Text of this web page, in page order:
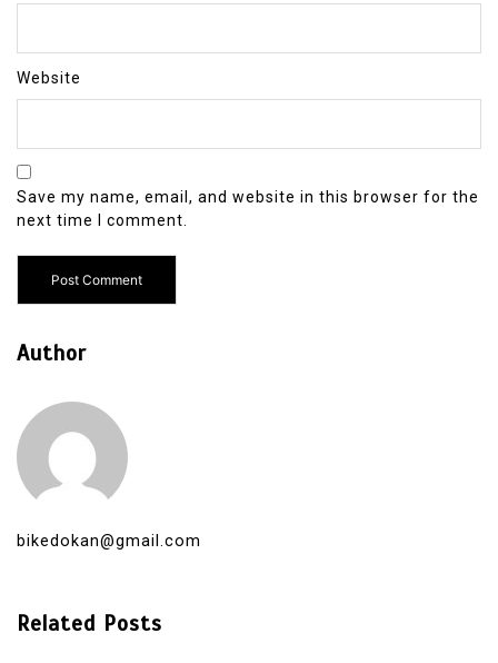
Website
Save my name, email, and website in this browser for the
next time I comment.
Author
bikedokan@gmail.com
Related Posts